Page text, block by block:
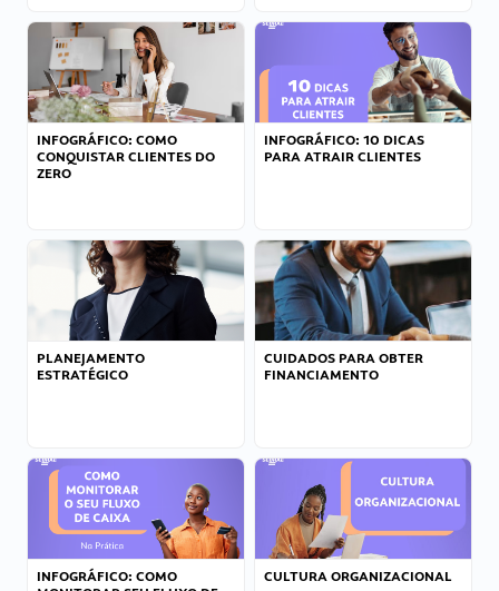
INFOGRÁFICO: COMO
CONQUISTAR CLIENTES DO
ZERO
INFOGRÁFICO: 10 DICAS
PARA ATRAIR CLIENTES
PLANEJAMENTO
ESTRATÉGICO
CUIDADOS PARA OBTER
FINANCIAMENTO
INFOGRÁFICO: COMO
CULTURA ORGANIZACIONAL